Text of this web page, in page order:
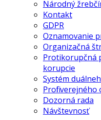
Národný
Kontakt
GDPR
Oznamovanie
Organizačná
Protikorupčná
korupcie
Systém
Profil
Dozorná rada
Návštevnosť